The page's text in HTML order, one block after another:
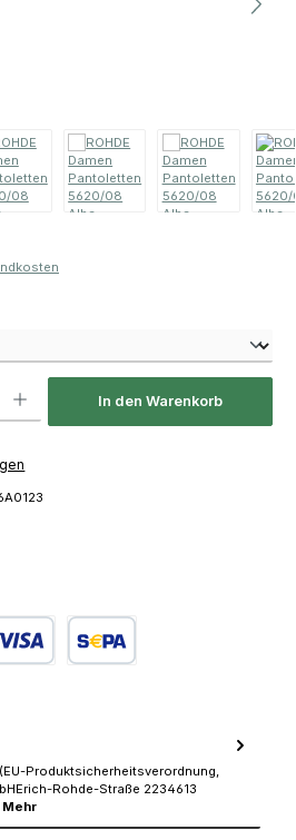
In den Warenkorb
Produktsicherheitsverordnung,
Rohde-Straße 2234613
Mehr